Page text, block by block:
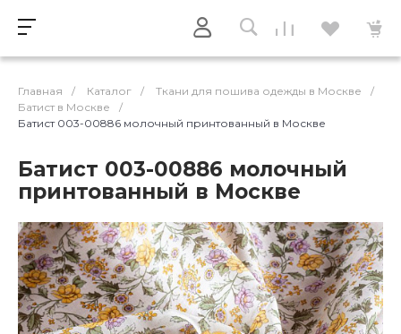
Главная / Каталог / Ткани для пошива одежды в Москве
/
Батист в Москве
/
Батист 003-00886 молочный принтованный в Москве
Батист 003-00886 молочный
принтованный в Москве